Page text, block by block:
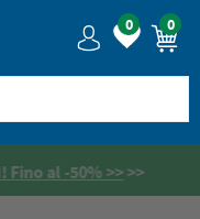
0 0
>>>>